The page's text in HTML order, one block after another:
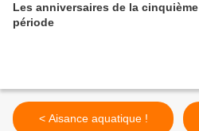
Les anniversaires de la cinquième
période
< Aisance aquatique !